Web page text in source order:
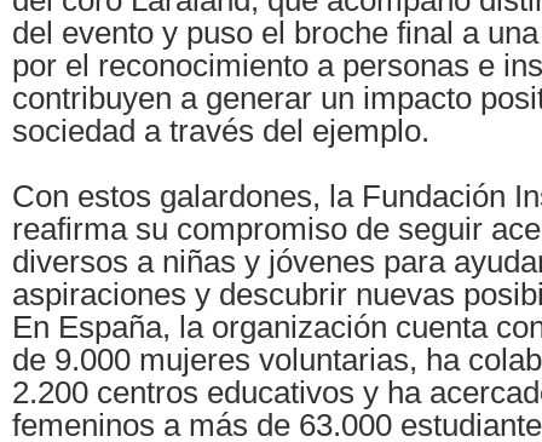
del evento y puso el broche final a
por el reconocimiento a personas e
contribuyen a generar un impacto
sociedad a través del ejemplo.
Con estos galardones, la Fundación
reafirma su compromiso de seguir
diversos a niñas y jóvenes para
aspiraciones y descubrir nuevas
En España, la organización cuenta
de 9.000 mujeres voluntarias, ha
2.200 centros educativos y ha
femeninos a más de 63.000